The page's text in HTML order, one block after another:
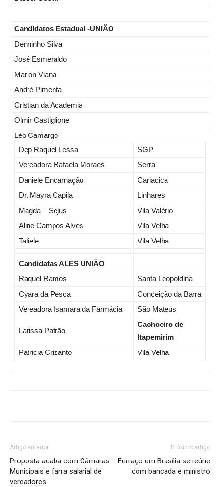
Candidatos Estadual -UNIÃO
Denninho Silva
José Esmeraldo
Marlon Viana
André Pimenta
Cristian da Academia
Olmir Castiglione
Léo Camargo
Dep Raquel Lessa
SGP
Vereadora Rafaela Moraes
Serra
Daniele Encarnação
Cariacica
Dr. Mayra Capila
Linhares
Magda – Sejus
Vila Valério
Aline Campos Alves
Vila Velha
Tatiele
Vila Velha
Candidatas ALES UNIÃO
Raquel Ramos
Santa Leopoldina
Cyara da Pesca
Conceição da Barra
Vereadora Isamara da Farmácia
São Mateus
Larissa Patrão
Cachoeiro de
Itapemirim
Patricia Crizanto
Vila Velha
Artigo anterior
Proposta acaba com Câmaras
Municipais e farra salarial de
vereadores
Próximo artigo
Ferraço em Brasília se reúne
com bancada e ministro